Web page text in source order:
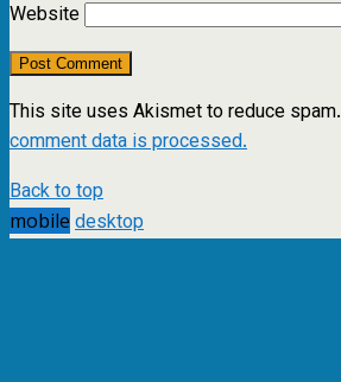
Website
This site uses Akismet to reduce spam.
comment data is processed.
Back to top
mobile desktop